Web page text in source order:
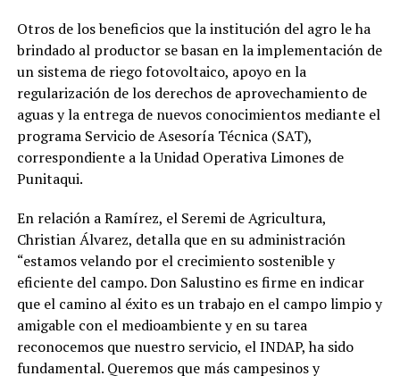
Otros de los beneficios que la institución del agro le ha
brindado al productor se basan en la implementación de
un sistema de riego fotovoltaico, apoyo en la
regularización de los derechos de aprovechamiento de
aguas y la entrega de nuevos conocimientos mediante el
programa Servicio de Asesoría Técnica (SAT),
correspondiente a la Unidad Operativa Limones de
Punitaqui.
En relación a Ramírez, el Seremi de Agricultura,
Christian Álvarez, detalla que en su administración
“estamos velando por el crecimiento sostenible y
eficiente del campo. Don Salustino es firme en indicar
que el camino al éxito es un trabajo en el campo limpio y
amigable con el medioambiente y en su tarea
reconocemos que nuestro servicio, el INDAP, ha sido
fundamental. Queremos que más campesinos y